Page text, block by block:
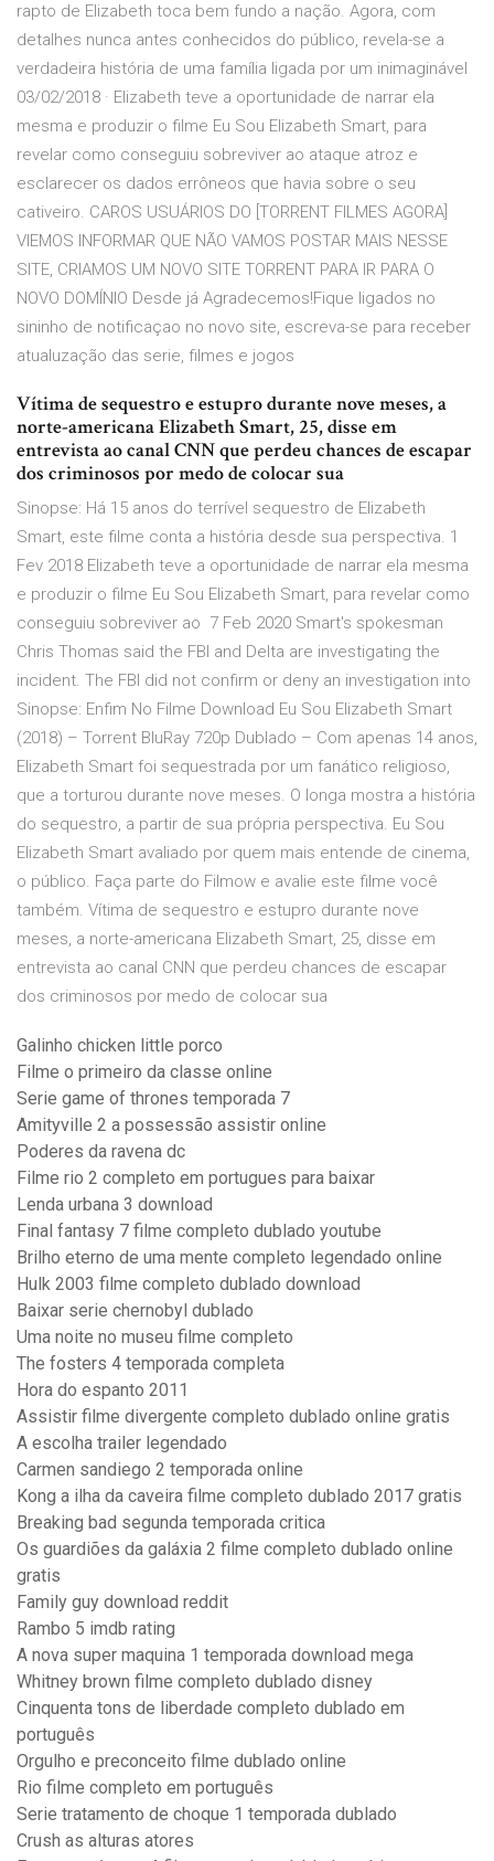
rapto de Elizabeth toca bem fundo a nação. Agora, com
detalhes nunca antes conhecidos do público, revela-se a
verdadeira história de uma família ligada por um inimaginável
03/02/2018 · Elizabeth teve a oportunidade de narrar ela
mesma e produzir o filme Eu Sou Elizabeth Smart, para
revelar como conseguiu sobreviver ao ataque atroz e
esclarecer os dados errôneos que havia sobre o seu
cativeiro. CAROS USUÁRIOS DO [TORRENT FILMES AGORA]
VIEMOS INFORMAR QUE NÃO VAMOS POSTAR MAIS NESSE
SITE, CRIAMOS UM NOVO SITE TORRENT PARA IR PARA O
NOVO DOMÍNIO Desde já Agradecemos!Fique ligados no
sininho de notificaçao no novo site, escreva-se para receber
atualuzação das serie, filmes e jogos
Vítima de sequestro e estupro durante nove meses, a
norte-americana Elizabeth Smart, 25, disse em
entrevista ao canal CNN que perdeu chances de escapar
dos criminosos por medo de colocar sua
Sinopse: Há 15 anos do terrível sequestro de Elizabeth
Smart, este filme conta a história desde sua perspectiva. 1
Fev 2018 Elizabeth teve a oportunidade de narrar ela mesma
e produzir o filme Eu Sou Elizabeth Smart, para revelar como
conseguiu sobreviver ao 7 Feb 2020 Smart's spokesman
Chris Thomas said the FBI and Delta are investigating the
incident. The FBI did not confirm or deny an investigation into
Sinopse: Enfim No Filme Download Eu Sou Elizabeth Smart
(2018) – Torrent BluRay 720p Dublado – Com apenas 14 anos,
Elizabeth Smart foi sequestrada por um fanático religioso,
que a torturou durante nove meses. O longa mostra a história
do sequestro, a partir de sua própria perspectiva. Eu Sou
Elizabeth Smart avaliado por quem mais entende de cinema,
o público. Faça parte do Filmow e avalie este filme você
também. Vítima de sequestro e estupro durante nove
meses, a norte-americana Elizabeth Smart, 25, disse em
entrevista ao canal CNN que perdeu chances de escapar
dos criminosos por medo de colocar sua
Galinho chicken little porco
Filme o primeiro da classe online
Serie game of thrones temporada 7
Amityville 2 a possessão assistir online
Poderes da ravena dc
Filme rio 2 completo em portugues para baixar
Lenda urbana 3 download
Final fantasy 7 filme completo dublado youtube
Brilho eterno de uma mente completo legendado online
Hulk 2003 filme completo dublado download
Baixar serie chernobyl dublado
Uma noite no museu filme completo
The fosters 4 temporada completa
Hora do espanto 2011
Assistir filme divergente completo dublado online gratis
A escolha trailer legendado
Carmen sandiego 2 temporada online
Kong a ilha da caveira filme completo dublado 2017 gratis
Breaking bad segunda temporada critica
Os guardiões da galáxia 2 filme completo dublado online
gratis
Family guy download reddit
Rambo 5 imdb rating
A nova super maquina 1 temporada download mega
Whitney brown filme completo dublado disney
Cinquenta tons de liberdade completo dublado em
português
Orgulho e preconceito filme dublado online
Rio filme completo em português
Serie tratamento de choque 1 temporada dublado
Crush as alturas atores